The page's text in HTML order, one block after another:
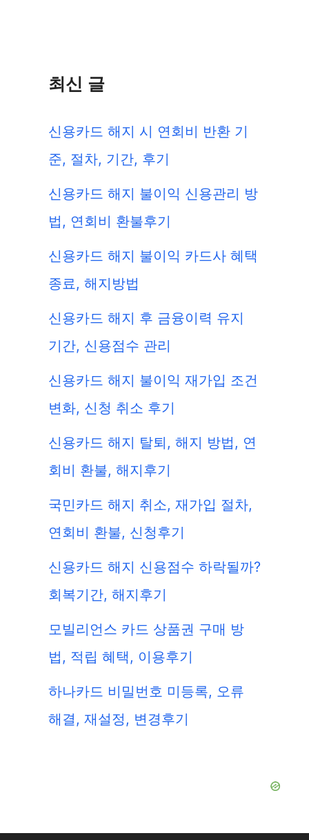
최신 글
신용카드 해지 시 연회비 반환 기
준, 절차, 기간, 후기
신용카드 해지 불이익 신용관리 방
법, 연회비 환불후기
신용카드 해지 불이익 카드사 혜택
종료, 해지방법
신용카드 해지 후 금융이력 유지
기간, 신용점수 관리
신용카드 해지 불이익 재가입 조건
변화, 신청 취소 후기
신용카드 해지 탈퇴, 해지 방법, 연
회비 환불, 해지후기
국민카드 해지 취소, 재가입 절차,
연회비 환불, 신청후기
신용카드 해지 신용점수 하락될까?
회복기간, 해지후기
모빌리언스 카드 상품권 구매 방
법, 적립 혜택, 이용후기
하나카드 비밀번호 미등록, 오류
해결, 재설정, 변경후기